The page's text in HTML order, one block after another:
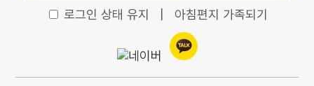
로그인 상태 유지 아침편지 가족되기